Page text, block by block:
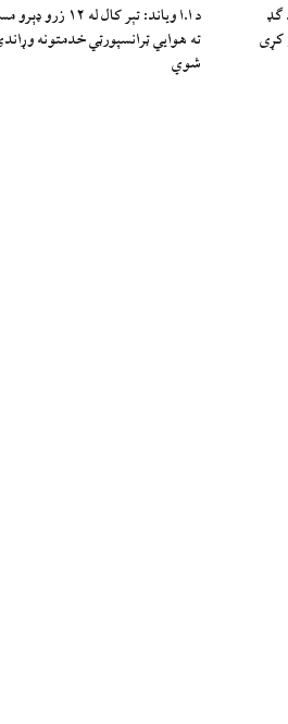
ګډ
کړی
د ا.ا وياند: تېر کال له ۱۲
ته هوايي ټرانسپورټي خدمتونه
شوي